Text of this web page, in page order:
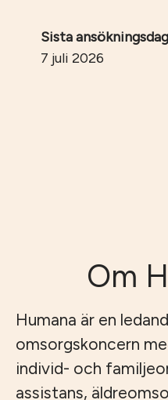
Sista ansökningsdag
7 juli 2026
Om
Humana är en
omsorgskoncern
individ- och
assistans,